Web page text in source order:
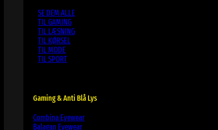
SE DEM ALLE
TIL GAMING
TIL LÆSNING
TIL KØRSEL
TIL MODE
TIL SPORT
Gaming & Anti Blå Lys
Combina Eyewear
Balagan Eyewear